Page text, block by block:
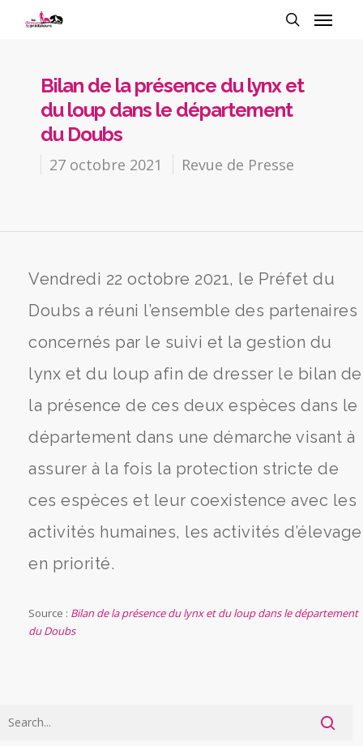
Bilan de la présence du lynx et
du loup dans le département
du Doubs
27 octobre 2021 Revue de Presse
Vendredi 22 octobre 2021, le Préfet du
Doubs a réuni l’ensemble des partenaires
concernés par le suivi et la gestion du
lynx et du loup afin de dresser le bilan de
la présence de ces deux espèces dans le
département dans une démarche visant à
assurer à la fois la protection stricte de
ces espèces et leur coexistence avec les
activités humaines, les activités d’élevage
en priorité.
Source : Bilan de la présence du lynx et du loup dans le département
du Doubs